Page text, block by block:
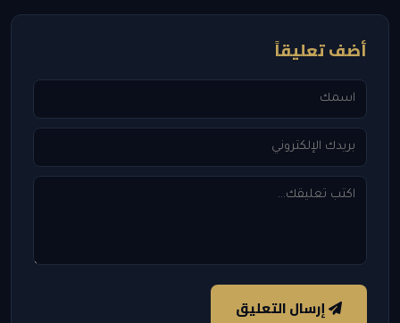
أضف تعليقاً
إرسال التعليق